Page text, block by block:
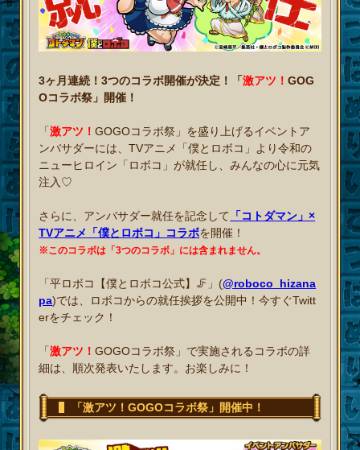
3ヶ月連続！3つのコラボ開催が決定！「激アツ！GOG
Oコラボ祭」開催！
「激アツ！GOGOコラボ祭」を盛り上げるイベントア
ンバサダーには、TVアニメ「僕とロボコ」より令和の
ニューヒロイン「ロボコ」が就任し、みんなの心に元気
注入♡
さらに、アンバサダー就任を記念して
「コトダマン」×
TVアニメ「僕とロボコ」コラボを開催！
※このコラボは「3つのコラボ」には含まれません。
「平ロボコ【僕とロボコ公式】🦵」(@roboco_hizana
pa)では、ロボコからの就任挨拶を公開中！今すぐTwitt
erをチェック！
「激アツ！GOGOコラボ祭」で実施されるコラボの詳
細は、順次発表いたします。お楽しみに！
「激アツ！GOGOコラボ祭」開催中！